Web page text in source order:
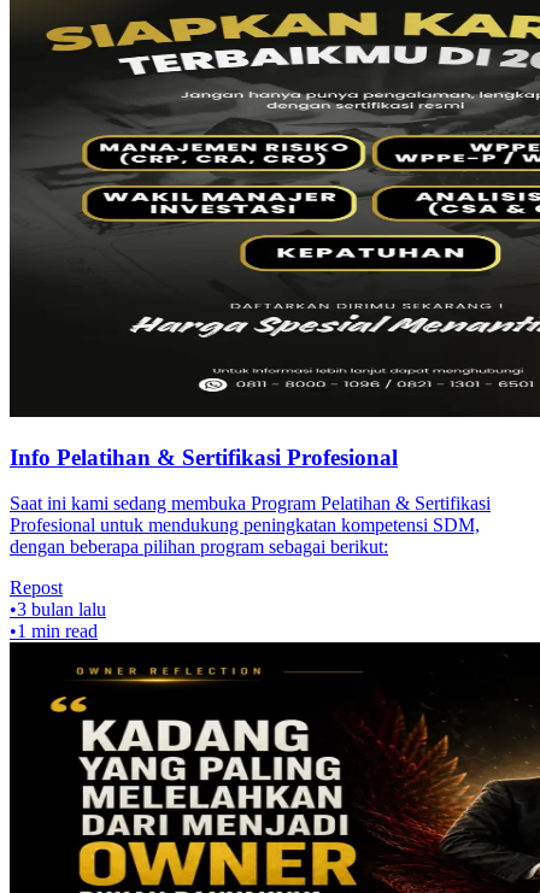
Info Pelatihan & Sertifikasi Profesional
Saat ini kami sedang membuka Program Pelatihan & Sertifikasi
Profesional untuk mendukung peningkatan kompetensi SDM,
dengan beberapa pilihan program sebagai berikut:
Repost
•3 bulan lalu
•1 min read